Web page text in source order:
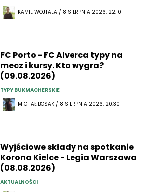
KAMIL WOJTALA / 8 SIERPNIA 2026, 22:10
FC Porto - FC Alverca typy na
mecz i kursy. Kto wygra?
(09.08.2026)
TYPY BUKMACHERSKIE
MICHAŁ BOSAK / 8 SIERPNIA 2026, 20:30
Wyjściowe składy na spotkanie
Korona Kielce - Legia Warszawa
(08.08.2026)
AKTUALNOŚCI